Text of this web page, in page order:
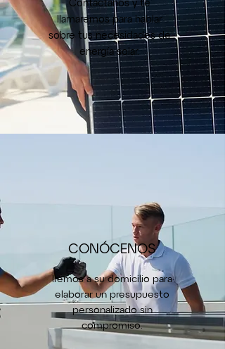
Contáctanos y te
llamaremos para hablar
sobre tus necesidades de
energía solar.
CONÓCENOS
Iremos a su domicilio para
elaborar un presupuesto
personalizado sin
compromiso.